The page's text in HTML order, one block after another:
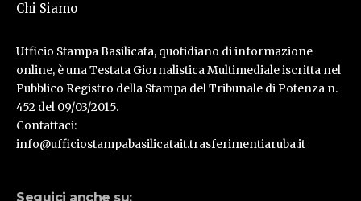
Chi Siamo
Ufficio Stampa Basilicata, quotidiano di informazione
online, è una Testata Giornalistica Multimediale iscritta nel
Pubblico Registro della Stampa del Tribunale di Potenza n.
452 del 09/03/2015.
Contattaci:
info@ufficiostampabasilicatait.trasferimentiaruba.it
Seguici anche su: